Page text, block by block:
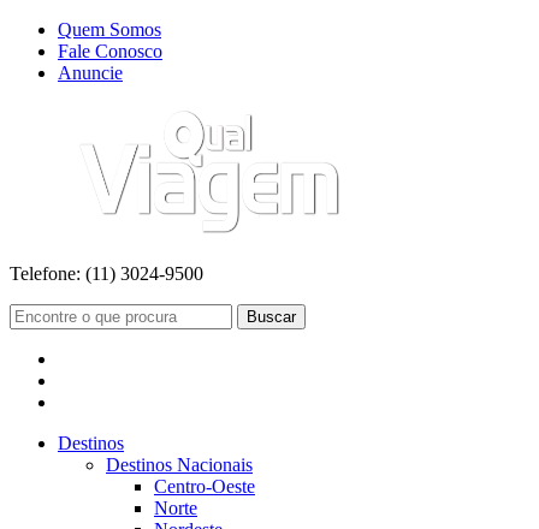
Quem Somos
Fale Conosco
Anuncie
Telefone: (11) 3024-9500
Buscar
Destinos
Destinos Nacionais
Centro-Oeste
Norte